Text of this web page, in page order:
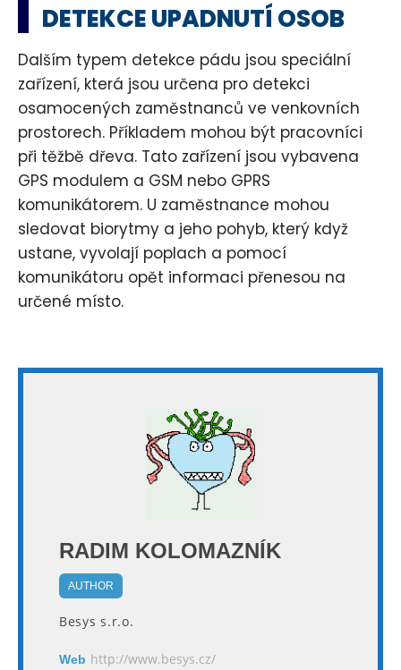
DETEKCE UPADNUTÍ OSOB
Dalším typem detekce pádu jsou speciální
zařízení, která jsou určena pro detekci
osamocených zaměstnanců ve venkovních
prostorech. Příkladem mohou být pracovníci
při těžbě dřeva. Tato zařízení jsou vybavena
GPS modulem a GSM nebo GPRS
komunikátorem. U zaměstnance mohou
sledovat biorytmy a jeho pohyb, který když
ustane, vyvolají poplach a pomocí
komunikátoru opět informaci přenesou na
určené místo.
RADIM KOLOMAZNÍK
AUTHOR
Besys s.r.o.
Web http://www.besys.cz/